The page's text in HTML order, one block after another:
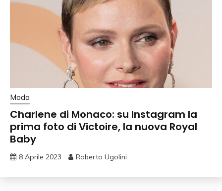
Moda
Charlene di Monaco: su Instagram la
prima foto di Victoire, la nuova Royal
Baby
8 Aprile 2023 Roberto Ugolini